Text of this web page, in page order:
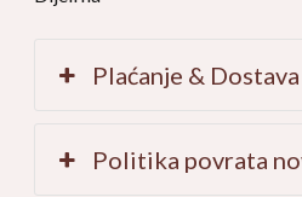
kovrčavaPlaćanje & Dostava
Politika povrata